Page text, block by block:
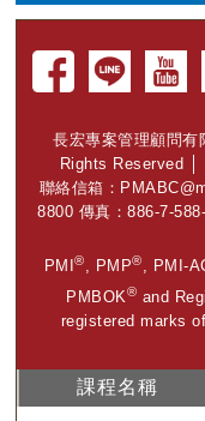
長宏專案管理顧問
Rights Reserved │
聯絡信箱：
8800 傳真：886-7-
PMI®, PMP®, PMI-
PMBOK® and
registered marks
課程名稱